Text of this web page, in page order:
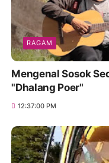
RAGAM
Mengenal Sosok
"Dhalang Poer"
12:37:00 PM